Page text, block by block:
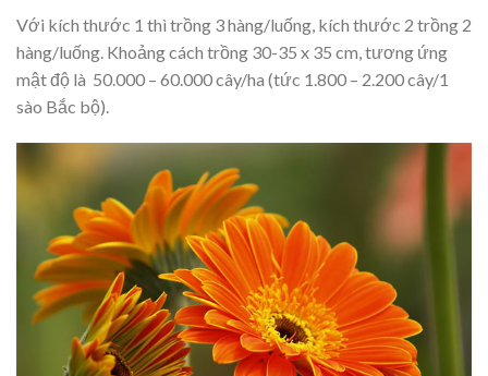
Với kích thước 1 thì trồng 3 hàng/luống, kích thước 2 trồng 2
hàng/luống. Khoảng cách trồng 30-35 x 35 cm, tương ứng
mật độ là 50.000 – 60.000 cây/ha (tức 1.800 – 2.200 cây/1
sào Bắc bộ).